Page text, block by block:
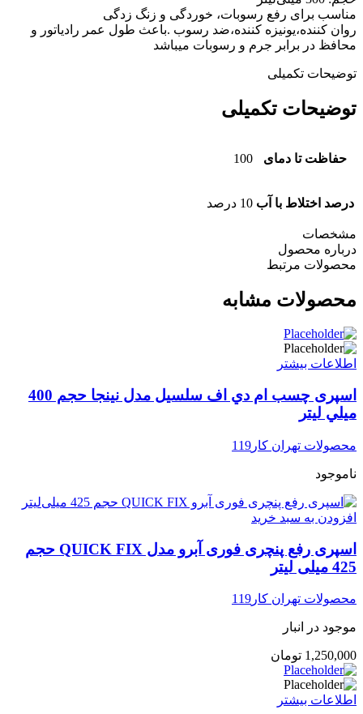
مناسب برای رفع رسوبات، خوردگی و زنگ زدگی
روان کننده،یونیزه کننده،ضد رسوب .باعث طول عمر رادیاتور و
محافظ در برابر جرم و رسوبات میباشد
توضیحات تکمیلی
توضیحات تکمیلی
حفاظت تا دمای 100
درصد اختلاط با آب 10 درصد
مشخصات
درباره محصول
محصولات مرتبط
محصولات مشابه
اطلاعات بیشتر
اسپری چسب ام دي اف سلسیل مدل نينجا حجم 400
ميلي ليتر
محصولات تهران کار119
ناموجود
افزودن به سبد خرید
اسپری رفع پنچری فوری آبرو مدل QUICK FIX حجم
425 میلی لیتر
محصولات تهران کار119
موجود در انبار
1,250,000 تومان
اطلاعات بیشتر